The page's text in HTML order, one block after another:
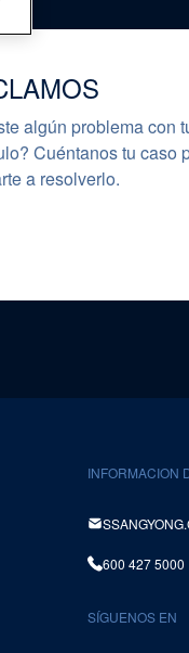
algún problema con
Cuéntanos tu caso
a resolverlo.
INFORMACION
600 427 5000
SÍGUENOS EN